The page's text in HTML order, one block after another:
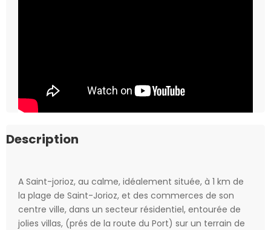
Description
A Saint-jorioz, au calme, idéalement située, à 1 km de
la plage de Saint-Jorioz, et des commerces de son
centre ville, dans un secteur résidentiel, entourée de
jolies villas, (prés de la route du Port) sur un terrain de